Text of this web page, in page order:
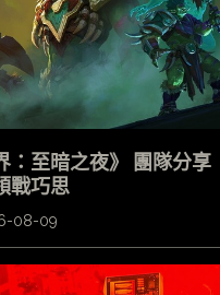
：至暗之夜》 團隊分
戰巧思
08-09